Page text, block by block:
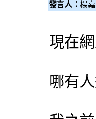
發言人： 楊
現在
哪有